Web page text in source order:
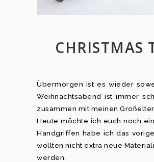
CHRISTMAS
Übermorgen ist es wieder
Weihnachtsabend ist immer
zusammen mit meinen
Heute möchte ich euch noch
Handgriffen habe ich das
wollten nicht extra neue
werden.